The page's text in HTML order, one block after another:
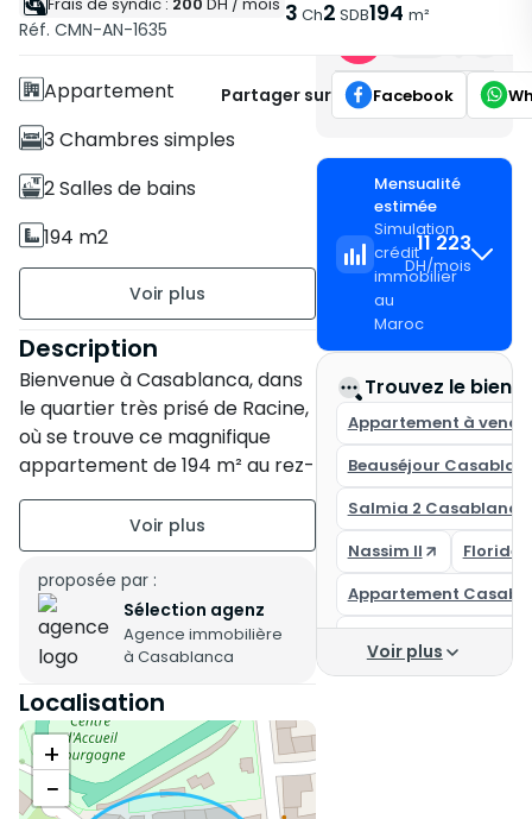
Réf. CMN-AN-1635
3 Ch2 SDB194 m²
Caractéristiques
Sans Ascenseur
Appartement
3 Chambres simples
2 Salles de bains
194 m2
Non meublé
RDC sur 5
2 appartements par palier
Ancienneté de la
construction : Plus de 20 ans
Nord
Description
Bienvenue à Casablanca, dans
le quartier très prisé de Racine,
où se trouve ce magnifique
appartement de 194 m² au rez-
de-chaussée.
Cette propriété spacieuse
offre une orientation nord,
offrant ainsi une vue agréable
et une luminosité optimale.
Bien que des travaux soient à
prévoir, cet appartement
possède un énorme potentiel
pour être transformé en un
espace de vie moderne et
proposée par :
Sélection agenz
Agence immobilière
à Casablanca
Localisation
+
−
Partager sur Facebook
Mensualité
estimée
Simulation
crédit
immobilier
au
Maroc
11 223
DH/mois
Trouvez le bien
Appartement à
Beauséjour
Salmia 2 Casablanca
Nassim II
Floride
Appartement
Achat appartement
Voir plus